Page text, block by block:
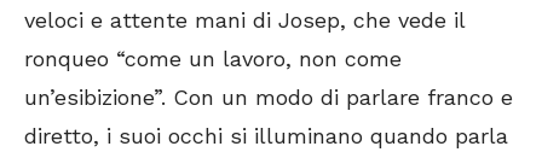
veloci e attente mani di Josep, che vede il
ronqueo “come un lavoro, non come
un’esibizione”. Con un modo di parlare franco e
diretto, i suoi occhi si illuminano quando parla